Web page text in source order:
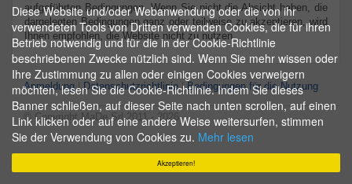
Akzeptieren!
Diese Website und/oder Webanwendung oder die von ihr
verwendeten Tools von Dritten verwenden Cookies, die für ihren
Betrieb notwendig und für die in der Cookie-Richtlinie
beschriebenen Zwecke nützlich sind. Wenn Sie mehr wissen oder
Ihre Zustimmung zu allen oder einigen Cookies verweigern
möchten, lesen Sie die Cookie-Richtlinie. Indem Sie dieses
Banner schließen, auf dieser Seite nach unten scrollen, auf einen
Link klicken oder auf eine andere Weise weitersurfen, stimmen
Sie der Verwendung von Cookies zu. Mehr lesen
aufgeführten Bedingungen. Wenn Sie nicht die Absicht haben, die
dargelegten Bedingungen ganz oder teilweise zu akzeptieren, wird
Ihnen empfohlen, die Website nicht zu nutzen.
Anmeldung|Datenschutzrichtlinie|Bedingungen für die Nutzung
© Copyright MaDe Srl 2011 - 2026